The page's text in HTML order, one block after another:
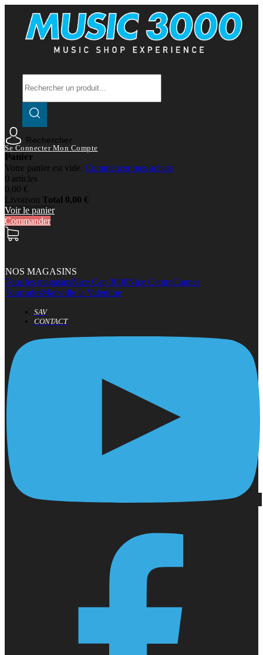
Rechercher
Se Connecter Mon Compte
Panier
Votre panier est vide. Commencer mes achats
0 articles
0,00 €
Livraison Total 0,00 €
Voir le panier
Commander
NOS MAGASINS
Tous les magasinsNice Cap 3000Nice CentreCannes
TourradesMarseille la Valentine
SAV
CONTACT